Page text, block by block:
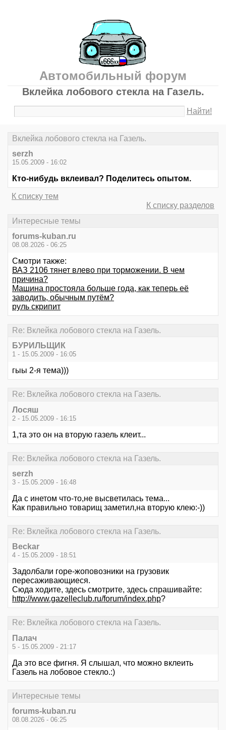
Автомобильный форум
Вклейка лобового стекла на Газель.
Найти!
Вклейка лобового стекла на Газель.
serzh
15.05.2009 - 16:02
Кто-нибудь вклеивал? Поделитесь опытом.
К списку тем
К списку разделов
Интересные темы
forums-kuban.ru
08.08.2026 - 06:25
Смотри также:
ВАЗ 2106 тянет влево при торможении. В чем
причина?
Машина простояла больше года, как теперь её
заводить, обычным путём?
руль скрипит
Re: Вклейка лобового стекла на Газель.
БУРИЛЬЩИК
1 - 15.05.2009 - 16:05
гыы 2-я тема)))
Re: Вклейка лобового стекла на Газель.
Лосяш
2 - 15.05.2009 - 16:15
1,та это он на вторую газель клеит...
Re: Вклейка лобового стекла на Газель.
serzh
3 - 15.05.2009 - 16:48
Да с инетом что-то,не высветилась тема...
Как правильно товарищ заметил,на вторую клею:-))
Re: Вклейка лобового стекла на Газель.
Beckar
4 - 15.05.2009 - 18:51
Задолбали горе-жоповозники на грузовик
пересаживающиеся.
Сюда ходите, здесь смотрите, здесь спрашивайте:
http://www.gazelleclub.ru/forum/index.php?
Re: Вклейка лобового стекла на Газель.
Палач
5 - 15.05.2009 - 21:17
Да это все фигня. Я слышал, что можно вклеить
Газель на лобовое стекло.:)
Интересные темы
forums-kuban.ru
08.08.2026 - 06:25